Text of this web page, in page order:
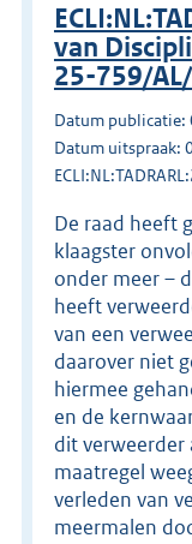
van
25-759/
Datum
Datum uitspraak:
De raad heeft
klaagster
onder meer –
heeft
van een
daarover niet
hiermee
en de
dit verweerder
maatregel
verleden van
meermalen